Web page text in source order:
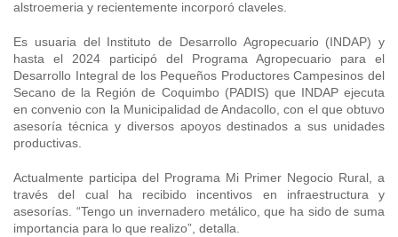
alstroemeria y recientemente incorporó claveles.
Es usuaria del Instituto de Desarrollo Agropecuario (INDAP) y
hasta el 2024 participó del Programa Agropecuario para el
Desarrollo Integral de los Pequeños Productores Campesinos del
Secano de la Región de Coquimbo (PADIS) que INDAP ejecuta
en convenio con la Municipalidad de Andacollo, con el que obtuvo
asesoría técnica y diversos apoyos destinados a sus unidades
productivas.
Actualmente participa del Programa Mi Primer Negocio Rural, a
través del cual ha recibido incentivos en infraestructura y
asesorías. “Tengo un invernadero metálico, que ha sido de suma
importancia para lo que realizo”, detalla.